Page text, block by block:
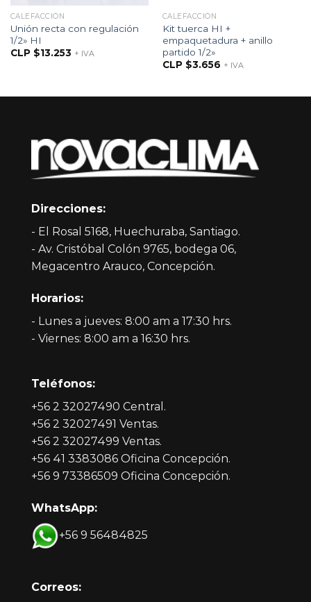
CALEFACCIÓN
Unión recta con regulación
1/2» HI
CLP $13.253 + IVA
CALEFACCIÓN
Kit tuerca HI +
empaquetadura + anillo
partido 1/2»
CLP $3.656 + IVA
Direcciones:
- El Rosal 5168, Huechuraba, Santiago.
- Av. Cristóbal Colón 9765, bodega 06,
Megacentro Arauco, Concepción.
Horarios:
- Lunes a jueves: 8:00 am a 17:30 hrs.
- Viernes: 8:00 am a 16:30 hrs.
Teléfonos:
+56 2 32027490 Central.
+56 2 32027491 Ventas.
+56 2 32027499 Ventas.
+56 41 3383086 Oficina Concepción.
+56 9 73386509 Oficina Concepción.
WhatsApp:
+56 9 56484825
Correos: